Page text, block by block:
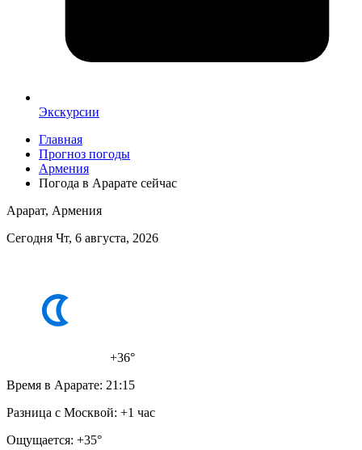
Экскурсии
Главная
Прогноз погоды
Армения
Погода в Арарате сейчас
Арарат, Армения
Сегодня Чт, 6 августа, 2026
+36°
Время в Арарате: 21:15
Разница с Москвой: +1 час
Ощущается: +35°